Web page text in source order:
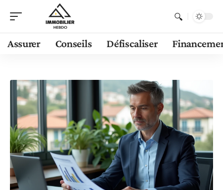
Assurer Conseils Défiscaliser